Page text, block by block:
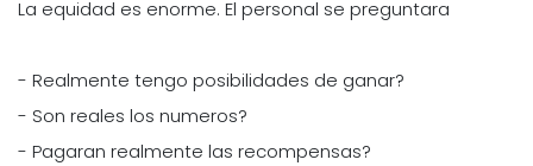
La equidad es enorme. El personal se preguntara
- Realmente tengo posibilidades de ganar?
- Son reales los numeros?
- Pagaran realmente las recompensas?